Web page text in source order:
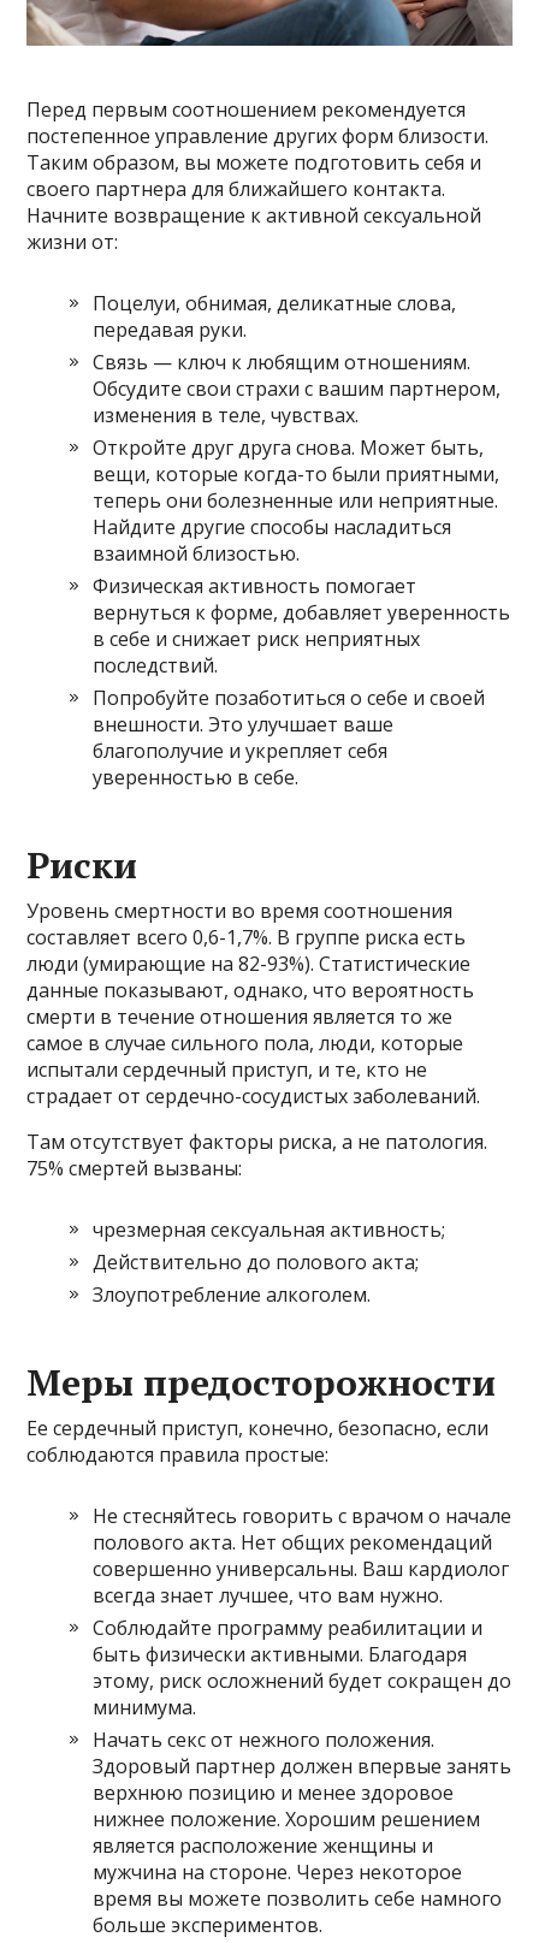
Перед первым соотношением рекомендуется
постепенное управление других форм близости.
Таким образом, вы можете подготовить себя и
своего партнера для ближайшего контакта.
Начните возвращение к активной сексуальной
жизни от:
Поцелуи, обнимая, деликатные слова,
передавая руки.
Связь — ключ к любящим отношениям.
Обсудите свои страхи с вашим партнером,
изменения в теле, чувствах.
Откройте друг друга снова. Может быть,
вещи, которые когда-то были приятными,
теперь они болезненные или неприятные.
Найдите другие способы насладиться
взаимной близостью.
Физическая активность помогает
вернуться к форме, добавляет уверенность
в себе и снижает риск неприятных
последствий.
Попробуйте позаботиться о себе и своей
внешности. Это улучшает ваше
благополучие и укрепляет себя
уверенностью в себе.
Риски
Уровень смертности во время соотношения
составляет всего 0,6-1,7%. В группе риска есть
люди (умирающие на 82-93%). Статистические
данные показывают, однако, что вероятность
смерти в течение отношения является то же
самое в случае сильного пола, люди, которые
испытали сердечный приступ, и те, кто не
страдает от сердечно-сосудистых заболеваний.
Там отсутствует факторы риска, а не патология.
75% смертей вызваны:
чрезмерная сексуальная активность;
Действительно до полового акта;
Злоупотребление алкоголем.
Меры предосторожности
Ее сердечный приступ, конечно, безопасно, если
соблюдаются правила простые:
Не стесняйтесь говорить с врачом о начале
полового акта. Нет общих рекомендаций
совершенно универсальны. Ваш кардиолог
всегда знает лучшее, что вам нужно.
Соблюдайте программу реабилитации и
быть физически активными. Благодаря
этому, риск осложнений будет сокращен до
минимума.
Начать секс от нежного положения.
Здоровый партнер должен впервые занять
верхнюю позицию и менее здоровое
нижнее положение. Хорошим решением
является расположение женщины и
мужчина на стороне. Через некоторое
время вы можете позволить себе намного
больше экспериментов.